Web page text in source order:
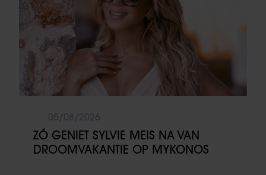
ZÓ GENIET SYLVIE MEIS NA VAN
DROOMVAKANTIE OP MYKONOS